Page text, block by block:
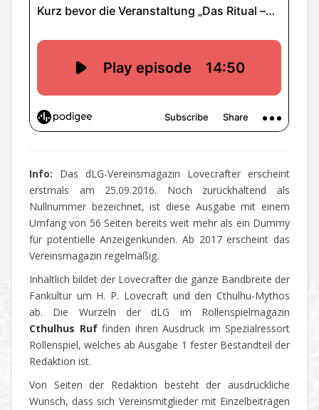
Info: Das dLG-Vereinsmagazin Lovecrafter erscheint
erstmals am 25.09.2016. Noch zurückhaltend als
Nullnummer bezeichnet, ist diese Ausgabe mit einem
Umfang von 56 Seiten bereits weit mehr als ein Dummy
für potentielle Anzeigenkunden. Ab 2017 erscheint das
Vereinsmagazin regelmäßig.
Inhaltlich bildet der Lovecrafter die ganze Bandbreite der
Fankultur um H. P. Lovecraft und den Cthulhu-Mythos
ab. Die Wurzeln der dLG im Rollenspielmagazin
Cthulhus Ruffinden ihren Ausdruck im Spezialressort
Rollenspiel, welches ab Ausgabe 1 fester Bestandteil der
Redaktion ist.
Von Seiten der Redaktion besteht der ausdrückliche
Wunsch, dass sich Vereinsmitglieder mit Einzelbeiträgen